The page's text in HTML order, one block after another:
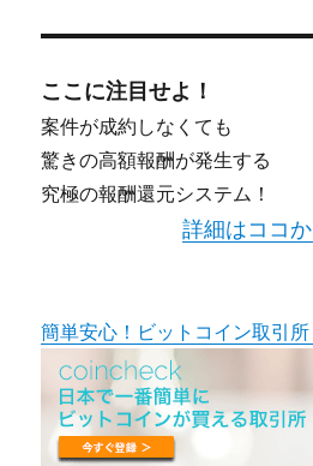
ここに注目せよ！
案件が成約しなくても
驚きの高額報酬が発生する
究極の報酬還元システム！
詳細はココか
簡単安心！ビットコイン取引